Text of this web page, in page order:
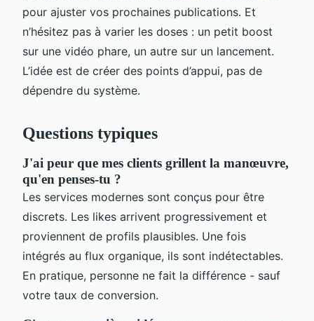
pour ajuster vos prochaines publications. Et
n’hésitez pas à varier les doses : un petit boost
sur une vidéo phare, un autre sur un lancement.
L’idée est de créer des points d’appui, pas de
dépendre du système.
Questions typiques
J'ai peur que mes clients grillent la manœuvre,
qu'en penses-tu ?
Les services modernes sont conçus pour être
discrets. Les likes arrivent progressivement et
proviennent de profils plausibles. Une fois
intégrés au flux organique, ils sont indétectables.
En pratique, personne ne fait la différence - sauf
votre taux de conversion.